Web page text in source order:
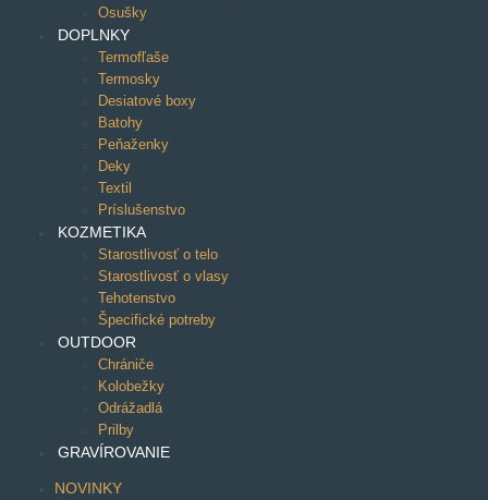
Osušky
DOPLNKY
Termofľaše
Termosky
Desiatové boxy
Batohy
Peňaženky
Deky
Textil
Príslušenstvo
KOZMETIKA
Starostlivosť o telo
Starostlivosť o vlasy
Tehotenstvo
Špecifické potreby
OUTDOOR
Chrániče
Kolobežky
Odrážadlá
Prilby
GRAVÍROVANIE
NOVINKY